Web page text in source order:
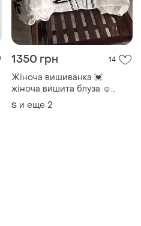
1350 грн 14
Жіноча вишиванка 💓
жіноча вишита блуза ☺️
жіноча біла вишиванка 💓
S и еще 2